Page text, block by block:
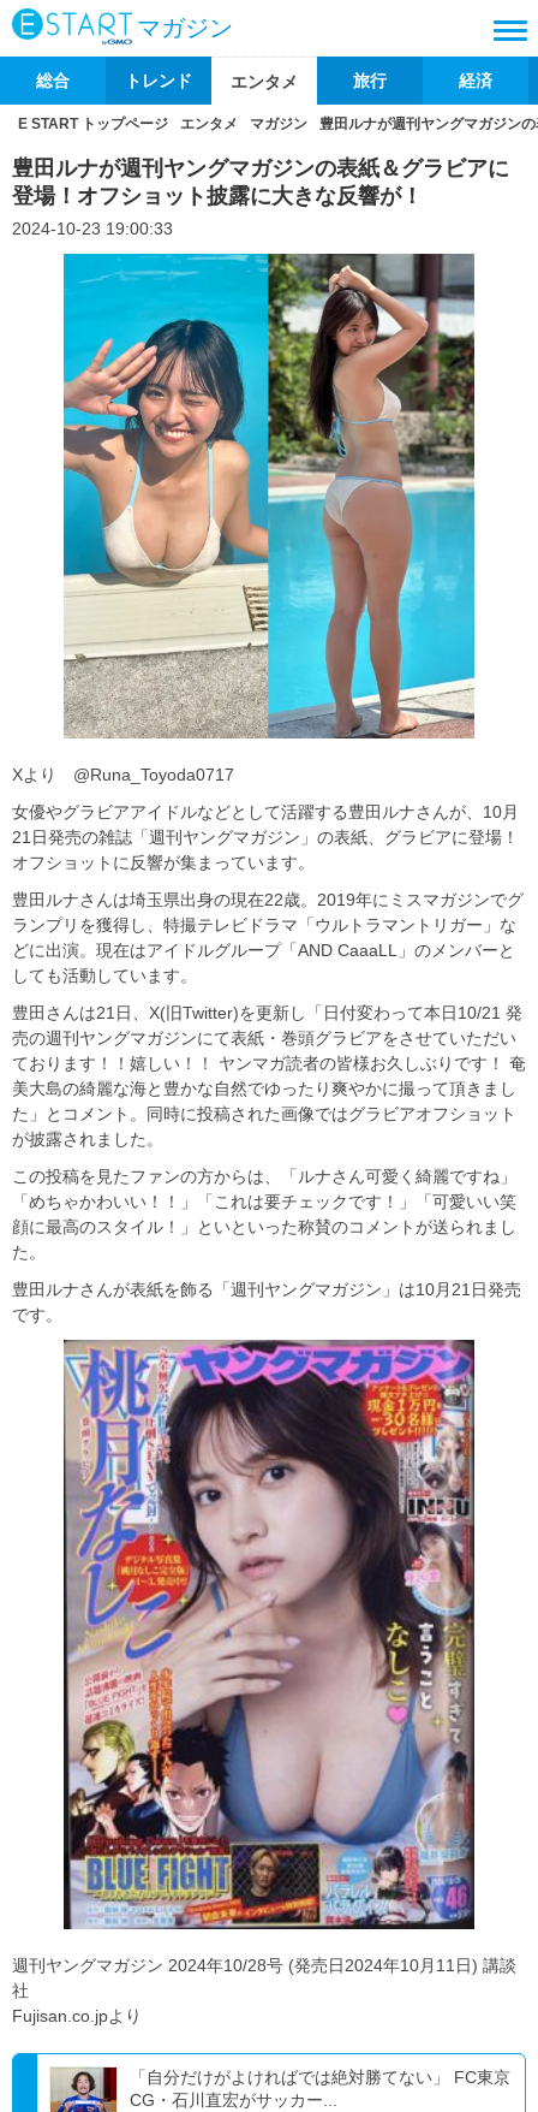
マガジン
総合 トレンド エンタメ 旅行 経済
E START トップページ エンタメ マガジン 豊田ルナが週刊ヤングマガジン
豊田ルナが週刊ヤングマガジンの表紙＆グラビアに
登場！オフショット披露に大きな反響が！
2024-10-23 19:00:33
Xより @Runa_Toyoda0717
女優やグラビアアイドルなどとして活躍する豊田ルナさんが、10月
21日発売の雑誌「週刊ヤングマガジン」の表紙、グラビアに登場！
オフショットに反響が集まっています。
豊田ルナさんは埼玉県出身の現在22歳。2019年にミスマガジンでグ
ランプリを獲得し、特撮テレビドラマ「ウルトラマントリガー」な
どに出演。現在はアイドルグループ「AND CaaaLL」のメンバーと
しても活動しています。
豊田さんは21日、X(旧Twitter)を更新し「日付変わって本日10/21 発
売の週刊ヤングマガジンにて表紙・巻頭グラビアをさせていただい
ております！！嬉しい！！ ヤンマガ読者の皆様お久しぶりです！ 奄
美大島の綺麗な海と豊かな自然でゆったり爽やかに撮って頂きまし
た」とコメント。同時に投稿された画像ではグラビアオフショット
が披露されました。
この投稿を見たファンの方からは、「ルナさん可愛く綺麗ですね」
「めちゃかわいい！！」「これは要チェックです！」「可愛いい笑
顔に最高のスタイル！」といといった称賛のコメントが送られまし
た。
豊田ルナさんが表紙を飾る「週刊ヤングマガジン」は10月21日発売
です。
週刊ヤングマガジン 2024年10/28号 (発売日2024年10月11日) 講談
社
Fujisan.co.jpより
「自分だけがよければでは絶対勝てない」 FC東京
CG・石川直宏がサッカー...